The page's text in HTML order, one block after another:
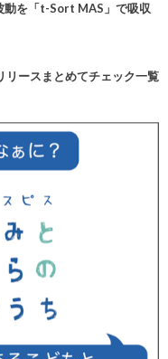
動を「t-Sort MAS」で吸収
リースまとめてチェック一覧